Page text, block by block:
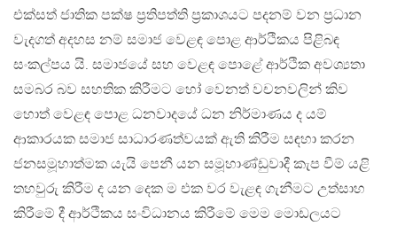
එක්සත් ජාතික පක්ෂ ප‍්‍රතිපත්ති ප‍්‍රකාශයට පදනම් වන ප‍්‍රධාන
වැදගත් අදහස නම් සමාජ වෙළඳ පොළ ආර්ථිකය පිළිබඳ
සංකල්පය යි. සමාජයේ සහ වෙළඳ පොළේ ආර්ථික අවශ්‍යතා
සමබර බව සහතික කිරීමට හෝ වෙනත් වචනවලින් කිව
හොත් වෙළඳ පොළ ධනවාදයේ ධන නිර්මාණය ද යම්
ආකාරයක සමාජ සාධාරණත්වයක් ඇති කිරීම සඳහා කරන
ජනසමූහාත්මක යැයි පෙනී යන සමූහාණ්ඩුවාදී කැප වීම් යළි
තහවුරු කිරීම ද යන දෙක ම එක වර වැළඳ ගැනීමට උත්සාහ
කිරීමේ දී ආර්ථිකය සංවිධානය කිරීමේ මෙම මොඩලයට